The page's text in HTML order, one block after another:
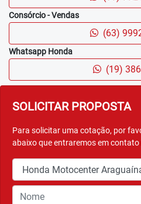
SOLICITAR PROPOSTA
Para solicitar uma cotação, por
abaixo que entraremos em
Consórcio - Vendas
(63)
Whatsapp Honda
(19)